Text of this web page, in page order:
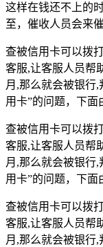
这样在钱还不上的
至，催收人员会来
查被信用卡可以拨
客服,让客服人员帮
月,那么就会被银行
用卡”的问题，下面
查被信用卡可以拨
客服,让客服人员帮
月,那么就会被银行
用卡”的问题，下面
查被信用卡可以拨
客服,让客服人员帮
月,那么就会被银行